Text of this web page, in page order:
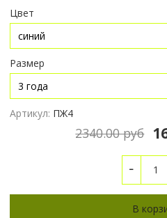
Цвет
Размер
Артикул: ПЖ4
2340.00 руб
В